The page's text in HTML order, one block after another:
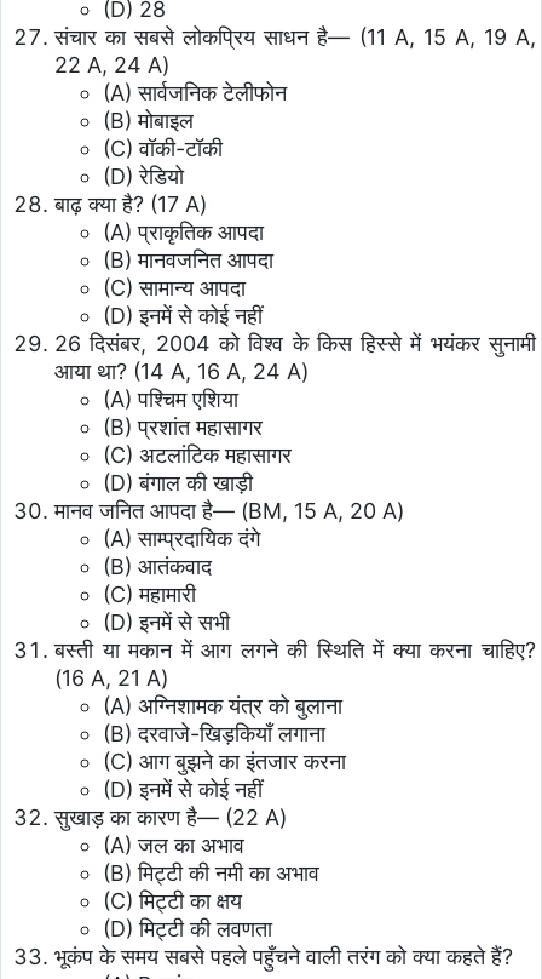
(D) 28
संचार का सबसे लोकप्रिय साधन है— (11 A, 15 A, 19 A,
22 A, 24 A)
(A) सार्वजनिक टेलीफोन
(B) मोबाइल
(C) वॉकी-टॉकी
(D) रेडियो
बाढ़ क्या है? (17 A)
(A) प्राकृतिक आपदा
(B) मानवजनित आपदा
(C) सामान्य आपदा
(D) इनमें से कोई नहीं
26 दिसंबर, 2004 को विश्व के किस हिस्से में भयंकर सुनामी
आया था? (14 A, 16 A, 24 A)
(A) पश्चिम एशिया
(B) प्रशांत महासागर
(C) अटलांटिक महासागर
(D) बंगाल की खाड़ी
मानव जनित आपदा है— (BM, 15 A, 20 A)
(A) साम्प्रदायिक दंगे
(B) आतंकवाद
(C) महामारी
(D) इनमें से सभी
बस्ती या मकान में आग लगने की स्थिति में क्या करना चाहिए?
(16 A, 21 A)
(A) अग्निशामक यंत्र को बुलाना
(B) दरवाजे-खिड़कियाँ लगाना
(C) आग बुझने का इंतजार करना
(D) इनमें से कोई नहीं
सुखाड़ का कारण है— (22 A)
(A) जल का अभाव
(B) मिट्टी की नमी का अभाव
(C) मिट्टी का क्षय
(D) मिट्टी की लवणता
भूकंप के समय सबसे पहले पहुँचने वाली तरंग को क्या कहते हैं?